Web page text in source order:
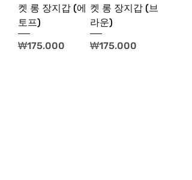
켓 롱 장지갑 (에
토프)
가격
₩175,000
켓 롱 장지갑 (브
라운)
가격
₩175,000